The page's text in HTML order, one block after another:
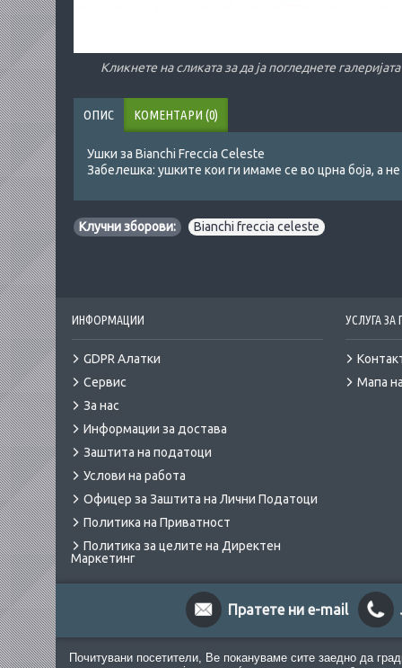
Кликнете на сликата за да ја погледнете галеријата
ОПИС КОМЕНТАРИ (0)
Ушки за Bianchi Freccia Celeste
Забелешка: ушките кои ги имаме се во црна боја, а
Клучни зборови: Bianchi freccia celeste
ИНФОРМАЦИИ
GDPR Алатки
Сервис
За нас
Информации за достава
Заштита на податоци
Услови на работа
Офицер за Заштита на Лични Податоци
Политика на Приватност
Политика за целите на Директен
Маркетинг
УСЛУГА
Мапа
Пратете ни e-mail
Почитувани посетители, Ве покануваме сите заедно да